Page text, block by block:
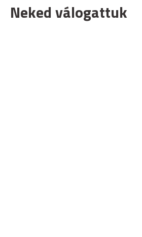
Neked válogattuk